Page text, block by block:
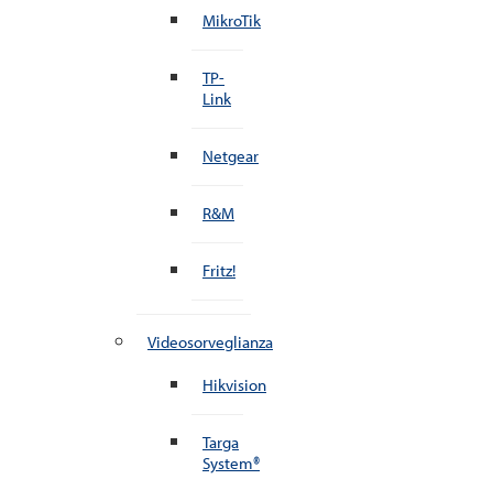
MikroTik
TP-
Link
Netgear
R&M
Fritz!
Videosorveglianza
Hikvision
Targa
System®